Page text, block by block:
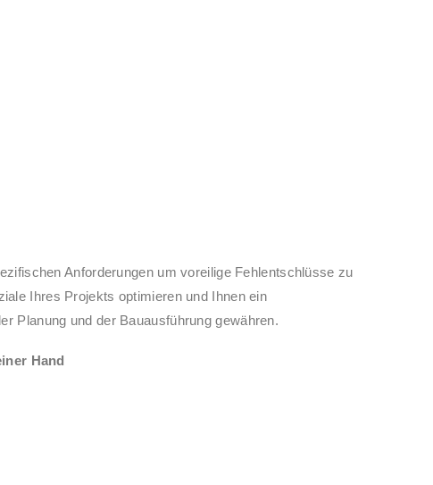
Anforderungen um voreilige Fehlentschlüsse zu
Ihres Projekts optimieren und Ihnen ein
Planung und der Bauausführung gewähren.
Hand